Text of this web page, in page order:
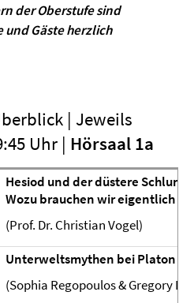
der Oberstufe sind
Gäste herzlich
| Jeweils
Uhr | Hörsaal 1a
Hesiod und der düstere
Wozu brauchen wir eigentlich
(Prof. Dr. Christian Vogel)
Unterweltsmythen bei Platon
(Sophia Regopoulos & Gregory